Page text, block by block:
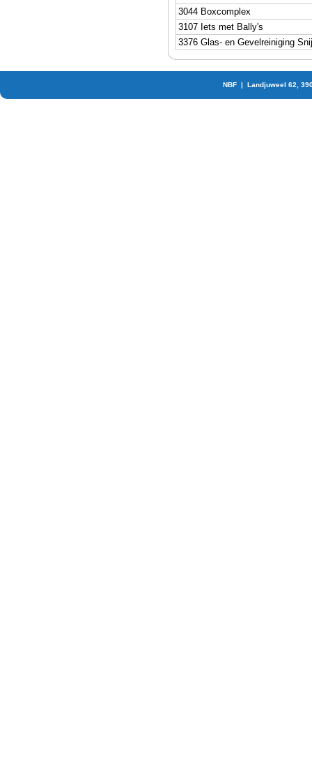
3044 Boxcomplex
3107 Iets met Bally's
3376 Glas- en Gevelreiniging
NBF | Landjuweel 62,